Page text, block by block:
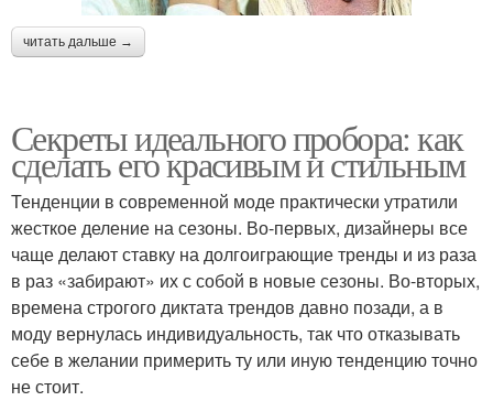
читать дальше →
Секреты идеального пробора: как
сделать его красивым и стильным
Тенденции в современной моде практически утратили
жесткое деление на сезоны. Во-первых, дизайнеры все
чаще делают ставку на долгоиграющие тренды и из раза
в раз «забирают» их с собой в новые сезоны. Во-вторых,
времена строгого диктата трендов давно позади, а в
моду вернулась индивидуальность, так что отказывать
себе в желании примерить ту или иную тенденцию точно
не стоит.